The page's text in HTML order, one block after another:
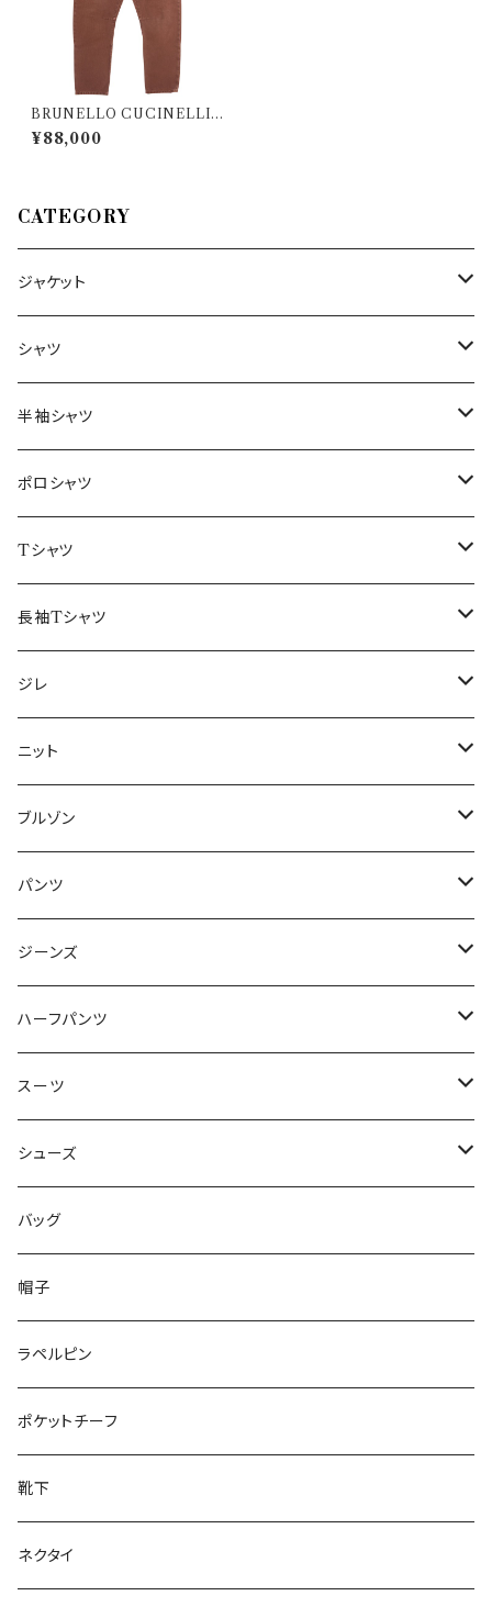
BRUNELLO CUCINELLI
（ブルネロクチネリ） ジーンズ Y
M051KX1290 28045
¥88,000
CATEGORY
ジャケット
～44/S
46/M
48/L
50/XL～
シャツ
～44/S
46/M
48/L
50/XL～
半袖シャツ
～44/S
46/M
48/L
50/XL～
ポロシャツ
～44/S
46/M
48/L
50/XL～
Tシャツ
～44/S
46/M
48/L
50/XL～
長袖Tシャツ
～44/S
46/M
48/L
50/XL～
ジレ
～44/S
46/M
48/L
50/XL～
ニット
～44/S
46/M
48/L
50/XL～
ブルゾン
～44/S
46/M
48/L
50/XL～
パンツ
～44/S
46/M
48/L
50/XL～
ジーンズ
～44/S
46/M
48/L
50/XL～
ハーフパンツ
～44/S
46/M
48/L
50/XL～
スーツ
～44/S
46/M
48/L
50/XL～
シューズ
～25.5cm
26cm～
27cm～
28cm～
バッグ
帽子
ラペルピン
ポケットチーフ
靴下
ネクタイ